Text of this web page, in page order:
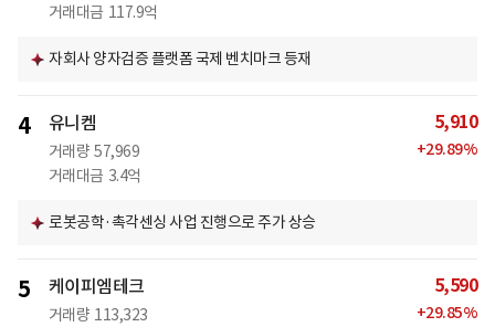
거래대금 117.9억
자회사 양자검증 플랫폼 국제 벤치마크 등재
4 유니켐
거래량 57,969
거래대금 3.4억
5,910
+29.89%
로봇공학·촉각센싱 사업 진행으로 주가 상승
5 케이피엠테크
거래량 113,323
5,590
+29.85%